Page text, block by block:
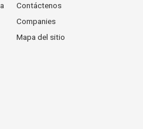
Contáctenos
Companies
Mapa del sitio